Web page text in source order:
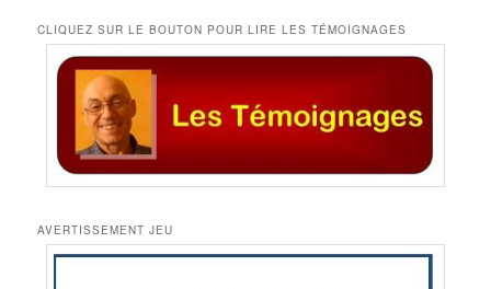
CLIQUEZ SUR LE BOUTON POUR LIRE LES TÉMOIGNAGES
AVERTISSEMENT JEU